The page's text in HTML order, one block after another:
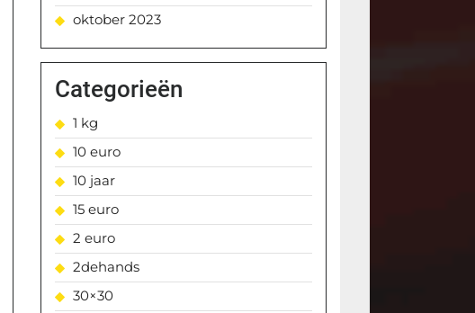
oktober 2023
Categorieën
1 kg
10 euro
10 jaar
15 euro
2 euro
2dehands
30×30